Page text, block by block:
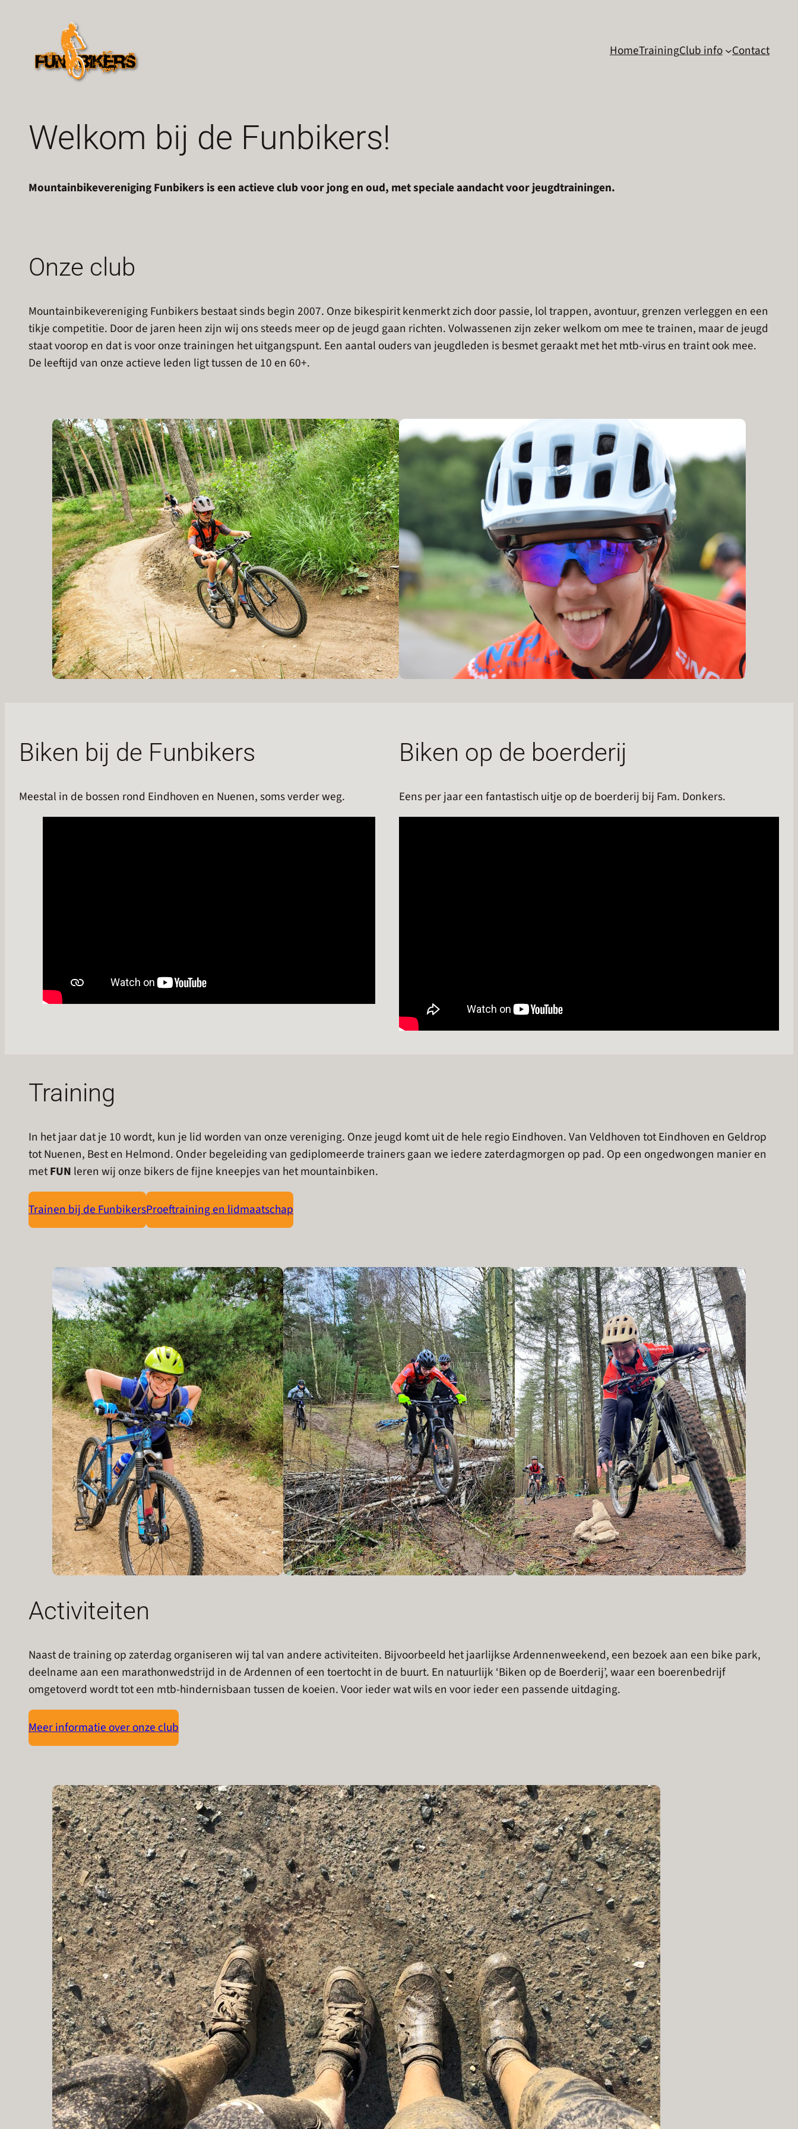
inhoud
HomeTrainingClub info Contact
Welkom bij de Funbikers!
Mountainbikevereniging Funbikers is een actieve club voor jong en oud, met speciale aandacht voor jeugdtrainingen.
Onze club
Mountainbikevereniging Funbikers bestaat sinds begin 2007. Onze bikespirit kenmerkt zich door passie, lol trappen, avontuur, grenzen verleggen en een
tikje competitie. Door de jaren heen zijn wij ons steeds meer op de jeugd gaan richten. Volwassenen zijn zeker welkom om mee te trainen, maar de jeugd
staat voorop en dat is voor onze trainingen het uitgangspunt. Een aantal ouders van jeugdleden is besmet geraakt met het mtb-virus en traint ook mee.
De leeftijd van onze actieve leden ligt tussen de 10 en 60+.
Biken bij de Funbikers
Meestal in de bossen rond Eindhoven en Nuenen, soms verder weg.
Biken op de boerderij
Eens per jaar een fantastisch uitje op de boerderij bij Fam. Donkers.
Training
In het jaar dat je 10 wordt, kun je lid worden van onze vereniging. Onze jeugd komt uit de hele regio Eindhoven. Van Veldhoven tot Eindhoven en Geldrop
tot Nuenen, Best en Helmond. Onder begeleiding van gediplomeerde trainers gaan we iedere zaterdagmorgen op pad. Op een ongedwongen manier en
metFUN leren wij onze bikers de fijne kneepjes van het mountainbiken.
Trainen bij de FunbikersProeftraining en lidmaatschap
Activiteiten
Naast de training op zaterdag organiseren wij tal van andere activiteiten. Bijvoorbeeld het jaarlijkse Ardennenweekend, een bezoek aan een bike park,
deelname aan een marathonwedstrijd in de Ardennen of een toertocht in de buurt. En natuurlijk ‘Biken op de Boerderij’, waar een boerenbedrijf
omgetoverd wordt tot een mtb-hindernisbaan tussen de koeien. Voor ieder wat wils en voor ieder een passende uitdaging.
Meer informatie over onze club